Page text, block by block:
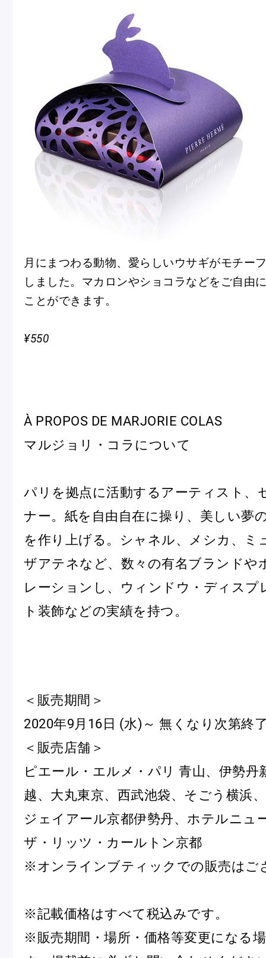
月にまつわる動物、愛らしいウサギがモチー
しました。マカロンやショコラなどをご自由
ことができます。
¥550
À PROPOS DE MARJORIE COLAS
マルジョリ・コラについて
パリを拠点に活動するアーティスト、
ナー。紙を自由自在に操り、美しい夢
を作り上げる。シャネル、メシカ、ミ
ザアテネなど、数々の有名ブランドや
レーションし、ウィンドウ・ディスプ
ト装飾などの実績を持つ。
＜販売期間＞
2020年9月16日 (水)～ 無くなり次第終
＜販売店舗＞
ピエール・エルメ・パリ 青山、伊勢丹
越、大丸東京、西武池袋、そごう横浜
ジェイアール京都伊勢丹、ホテルニュ
ザ・リッツ・カールトン京都
※オンラインブティックでの販売はご
※記載価格はすべて税込みです。
※販売期間・場所・価格等変更になる